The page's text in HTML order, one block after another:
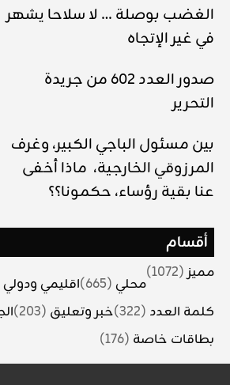
الغضب بوصلة … لا سلاحا يشهر
في غير الإتجاه
صدور العدد 602 من جريدة
التحرير
بين مسئول الباجي الكبير، وغرف
المرزوقي الخارجية، ماذا أخفى
عنا بقية رؤساء، حكمونا؟؟
أقسام
مميز(1072)
محلي (665) اقليمي ودولي
كلمة العدد (322) خبر وتعليق (203)
بطاقات خاصة (176)